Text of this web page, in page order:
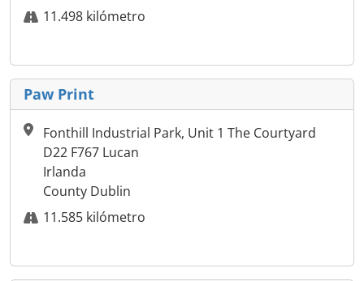
11.498 kilómetro
Paw Print
Fonthill Industrial Park, Unit 1 The Courtyard
D22 F767 Lucan
Irlanda
County Dublin
11.585 kilómetro